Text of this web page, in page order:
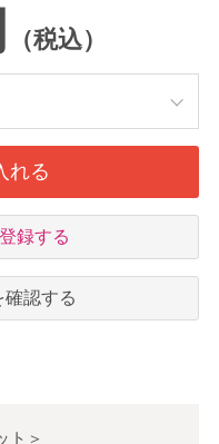
（税込）
れる
録する
認する
ト ＞